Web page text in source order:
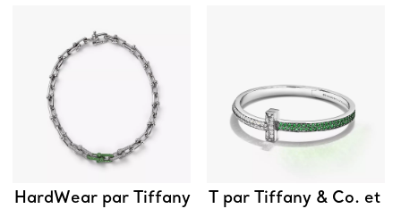
HardWear par Tiffany & Co.T par Tiffany & Co. et